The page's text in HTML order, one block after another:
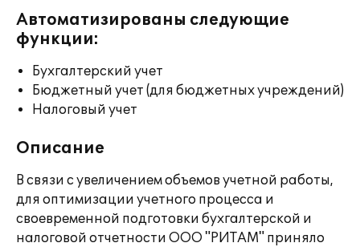
Автоматизированы следующие
функции:
Бухгалтерский учет
Бюджетный учет (для бюджетных учреждений)
Налоговый учет
Описание
В связи с увеличением объемов учетной работы,
для оптимизации учетного процесса и
своевременной подготовки бухгалтерской и
налоговой отчетности ООО "РИТАМ" приняло